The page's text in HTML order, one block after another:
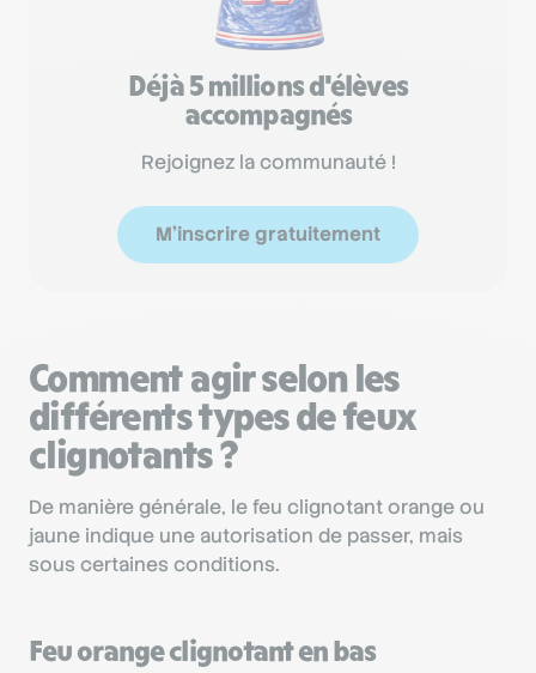
Déjà 5 millions d'élèves
accompagnés
Rejoignez la communauté !
M'inscrire gratuitement
Comment agir selon les
différents types de feux
clignotants ?
De manière générale, le feu clignotant orange ou
jaune indique une autorisation de passer, mais
sous certaines conditions.
Feu orange clignotant en bas